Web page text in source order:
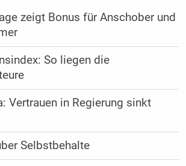
zeigt Bonus für Anschober und
So liegen die
Vertrauen in Regierung sinkt
Selbstbehalte